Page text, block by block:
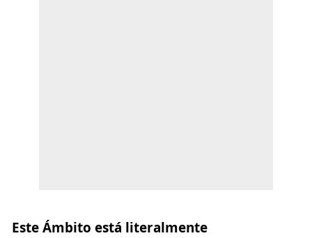
Este Ámbito está literalmente